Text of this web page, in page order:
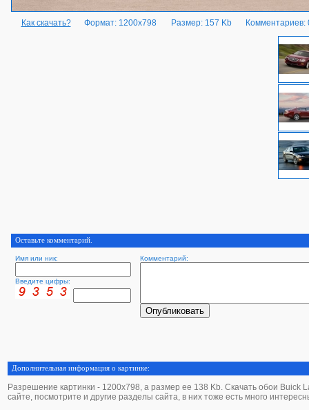
Как скачать? Формат: 1200x798 Размер: 157 Kb Комментариев:
Оставьте комментарий.
Имя или ник: Комментарий:
Введите цифры:
Дополнительная информация о картинке:
Разрешение картинки - 1200х798, а размер ее 138 Kb. Скачать обои Buick
сайте, посмотрите и другие разделы сайта, в них тоже есть много